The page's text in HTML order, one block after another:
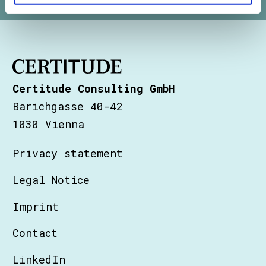
Certitude Consulting GmbH
Barichgasse 40-42
1030 Vienna
Privacy statement
Legal Notice
Imprint
Contact
LinkedIn